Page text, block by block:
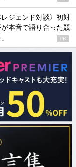
レジェンド対談》初対
本音で語り合った競
PR